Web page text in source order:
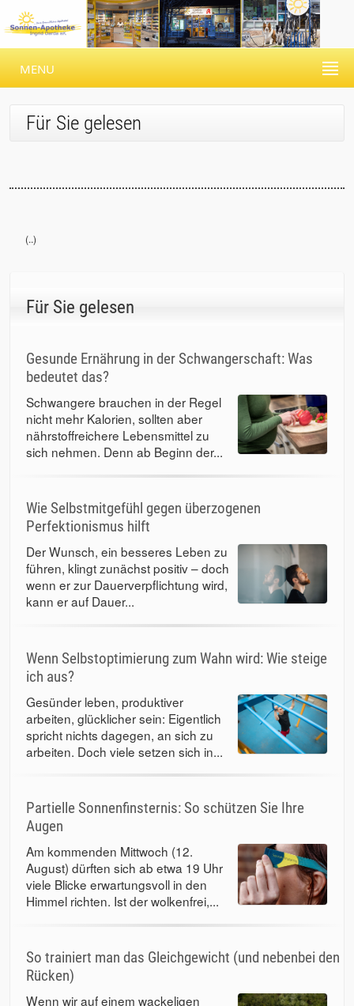
MENU
Für Sie gelesen
(..)
Für Sie gelesen
Gesunde Ernährung in der Schwangerschaft: Was
bedeutet das?
Schwangere brauchen in der Regel
nicht mehr Kalorien, sollten aber
nährstoffreichere Lebensmittel zu
sich nehmen. Denn ab Beginn der...
Wie Selbstmitgefühl gegen überzogenen
Perfektionismus hilft
Der Wunsch, ein besseres Leben zu
führen, klingt zunächst positiv – doch
wenn er zur Dauerverpflichtung wird,
kann er auf Dauer...
Wenn Selbstoptimierung zum Wahn wird: Wie steige
ich aus?
Gesünder leben, produktiver
arbeiten, glücklicher sein: Eigentlich
spricht nichts dagegen, an sich zu
arbeiten. Doch viele setzen sich in...
Partielle Sonnenfinsternis: So schützen Sie Ihre
Augen
Am kommenden Mittwoch (12.
August) dürften sich ab etwa 19 Uhr
viele Blicke erwartungsvoll in den
Himmel richten. Ist der wolkenfrei,...
So trainiert man das Gleichgewicht (und nebenbei den
Rücken)
Wenn wir auf einem wackeligen